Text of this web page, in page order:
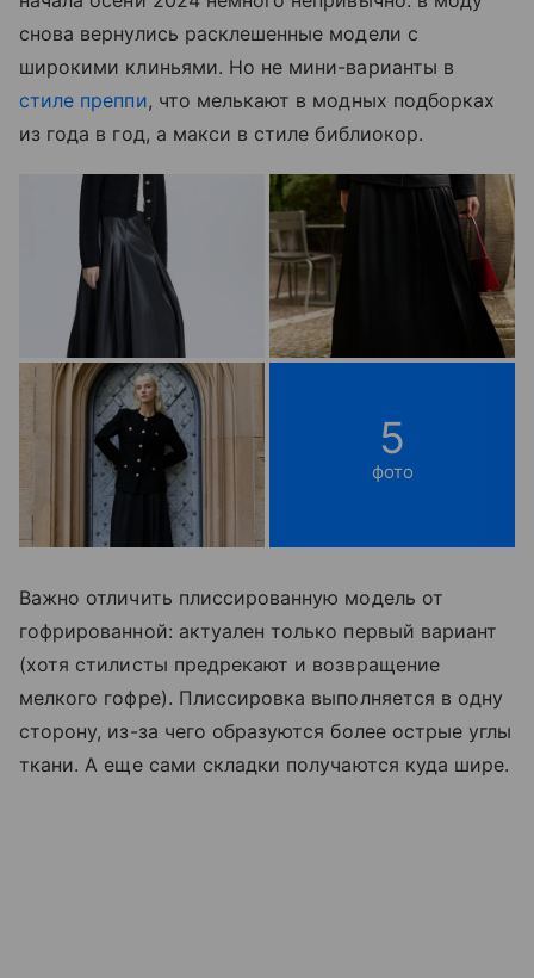
снова вернулись расклешенные модели с
широкими клиньями. Но не мини-варианты в
стиле преппи, что мелькают в модных подборках
из года в год, а макси в стиле библиокор.
5
фото
Важно отличить плиссированную модель от
гофрированной: актуален только первый вариант
(хотя стилисты предрекают и возвращение
мелкого гофре). Плиссировка выполняется в одну
сторону, из-за чего образуются более острые углы
ткани. А еще сами складки получаются куда шире.